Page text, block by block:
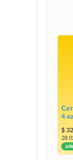
$
28